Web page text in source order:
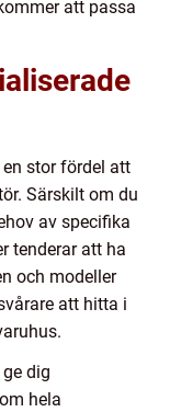
att passa
stor fördel att
Särskilt om du
av specifika
tenderar att ha
och modeller
att hitta i
dig
hela